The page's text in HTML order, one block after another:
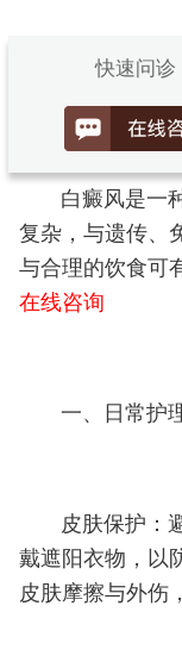
快速问诊
白癜风是一
复杂，与遗传、
与合理的饮食可
在线咨询
一、日常护
皮肤保护：
戴遮阳衣物，以
皮肤摩擦与外伤